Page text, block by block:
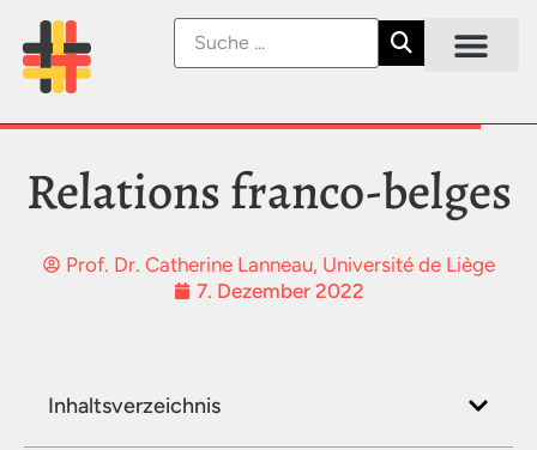
Relations franco-belges
Prof. Dr. Catherine Lanneau, Université de Liège
7. Dezember 2022
Inhaltsverzeichnis